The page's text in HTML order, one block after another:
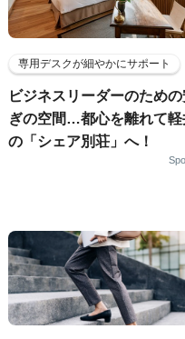
専用デスクが細やかにサポート
ビジネスリーダーのための
ぎの空間…都心を離れて軽
の「シェア別荘」へ！